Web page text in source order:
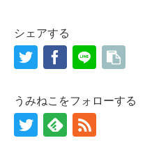
シェアする
うみねこをフォローする